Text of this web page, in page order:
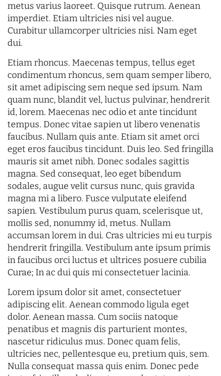
metus varius laoreet. Quisque rutrum. Aenean
imperdiet. Etiam ultricies nisi vel augue.
Curabitur ullamcorper ultricies nisi. Nam eget
dui.
Etiam rhoncus. Maecenas tempus, tellus eget
condimentum rhoncus, sem quam semper libero,
sit amet adipiscing sem neque sed ipsum. Nam
quam nunc, blandit vel, luctus pulvinar, hendrerit
id, lorem. Maecenas nec odio et ante tincidunt
tempus. Donec vitae sapien ut libero venenatis
faucibus. Nullam quis ante. Etiam sit amet orci
eget eros faucibus tincidunt. Duis leo. Sed fringilla
mauris sit amet nibh. Donec sodales sagittis
magna. Sed consequat, leo eget bibendum
sodales, augue velit cursus nunc, quis gravida
magna mi a libero. Fusce vulputate eleifend
sapien. Vestibulum purus quam, scelerisque ut,
mollis sed, nonummy id, metus. Nullam
accumsan lorem in dui. Cras ultricies mi eu turpis
hendrerit fringilla. Vestibulum ante ipsum primis
in faucibus orci luctus et ultrices posuere cubilia
Curae; In ac dui quis mi consectetuer lacinia.
Lorem ipsum dolor sit amet, consectetuer
adipiscing elit. Aenean commodo ligula eget
dolor. Aenean massa. Cum sociis natoque
penatibus et magnis dis parturient montes,
nascetur ridiculus mus. Donec quam felis,
ultricies nec, pellentesque eu, pretium quis, sem.
Nulla consequat massa quis enim. Donec pede